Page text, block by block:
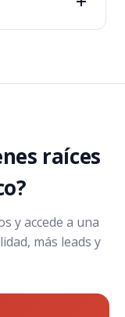
raíces
y accede a una
más leads y